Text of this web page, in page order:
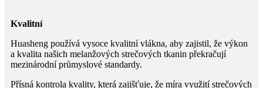
Kvalitní
Huasheng používá vysoce kvalitní vlákna, aby zajistil, že výkon
a kvalita našich melanžových strečových tkanin překračují
mezinárodní průmyslové standardy.
Přísná kontrola kvality, která zajišťuje, že míra využití strečových